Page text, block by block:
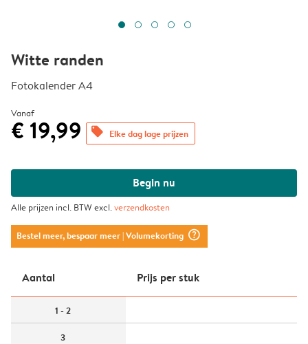
Witte randen
Fotokalender A4
Vanaf
€ 19,99 offers Elke dag lage prijzen
Begin nu
Alle prijzen incl. BTW excl.verzendkosten
Bestel meer, bespaar meer| Volumekorting question_mark_circle
Aantal Prijs per stuk
1 - 2
3